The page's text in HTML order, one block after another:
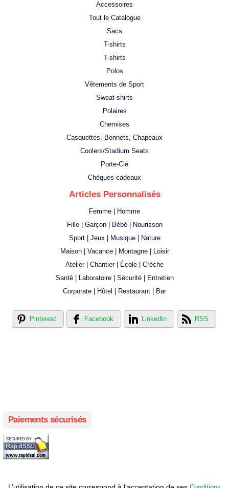
Accessoires
Tout le Catalogue
Sacs
T-shirts
T-shirts
Polos
Vêtements de Sport
Sweat shirts
Polaires
Chemises
Casquettes, Bonnets, Chapeaux
Coolers/Stadium Seats
Porte-Clé
Chèques-cadeaux
Articles Personnalisés
Femme | Homme
Fille | Garçon | Bébé | Nourisson
Sport | Jeux | Musique | Nature
Maison | Vacance | Montagne | Loisir
Atelier | Chantier | École | Crèche
Santé | Laboratoire | Sécurité | Entretien
Corporate | Hôtel | Restaurant | Bar
Pinterest Facebook LinkedIn RSS
Paiements sécurisés